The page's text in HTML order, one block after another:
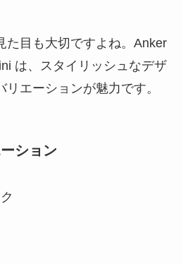
た目も大切ですよね。Anker
は、スタイリッシュなデザ
エーションが魅力です。
ション